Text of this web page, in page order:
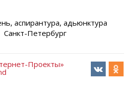
аспирантура, адьюнктура
Санкт-Петербург
Проекты»